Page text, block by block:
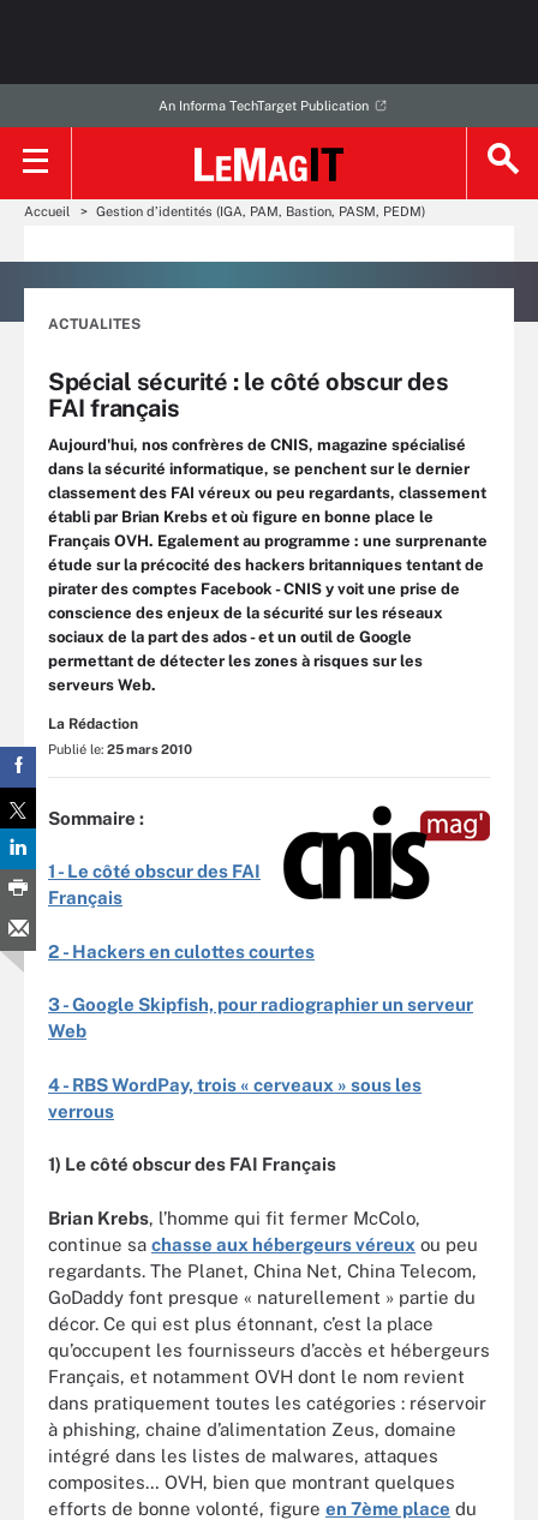
An Informa TechTarget Publication
Accueil Gestion d’identités (IGA, PAM, Bastion, PASM, PEDM)
ACTUALITES
Spécial sécurité : le côté obscur des
FAI français
Aujourd'hui, nos confrères de CNIS, magazine spécialisé
dans la sécurité informatique, se penchent sur le dernier
classement des FAI véreux ou peu regardants, classement
établi par Brian Krebs et où figure en bonne place le
Français OVH. Egalement au programme : une surprenante
étude sur la précocité des hackers britanniques tentant de
pirater des comptes Facebook - CNIS y voit une prise de
conscience des enjeux de la sécurité sur les réseaux
sociaux de la part des ados - et un outil de Google
permettant de détecter les zones à risques sur les
serveurs Web.
La Rédaction
Publié le: 25 mars 2010
Sommaire :
1 - Le côté obscur des FAI
Français
2 - Hackers en culottes courtes
3 -Google Skipfish, pour radiographier un serveur
Web
4 - RBS WordPay, trois « cerveaux » sous les
verrous
1) Le côté obscur des FAI Français
Brian Krebs, l’homme qui fit fermer McColo,
continue sa chasse aux hébergeurs véreux ou peu
regardants. The Planet, China Net, China Telecom,
GoDaddy font presque « naturellement » partie du
décor. Ce qui est plus étonnant, c’est la place
qu’occupent les fournisseurs d’accès et hébergeurs
Français, et notamment OVH dont le nom revient
dans pratiquement toutes les catégories : réservoir
à phishing, chaine d’alimentation Zeus, domaine
intégré dans les listes de malwares, attaques
composites… OVH, bien que montrant quelques
efforts de bonne volonté, figure en 7ème place du